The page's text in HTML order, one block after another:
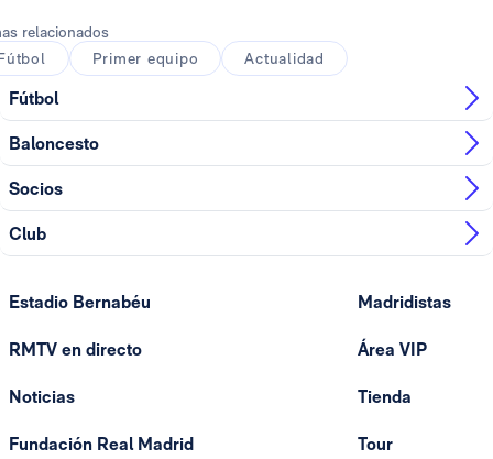
relacionados
Primer equipo Actualidad
Fútbol
Baloncesto
Socios
Club
Estadio Bernabéu
RMTV en directo
Noticias
Fundación Real Madrid
Madridistas
Área VIP
Tienda
Tour